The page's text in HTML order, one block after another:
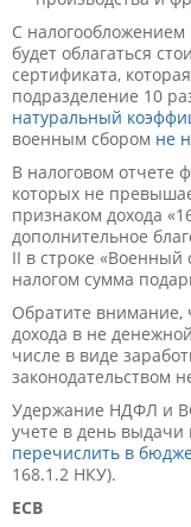
С
будет облагаться
сертификата,
подразделение 10
натуральный
военным сбором не
В налоговом отчете
которых не
признаком дохода
дополнительное
II в строке «Военный
налогом сумма
Обратите
дохода в не
числе в виде
законодательством
Удержание НДФЛ и
учете в день выдачи
перечислить в
168.1.2 НКУ).
ЕСВ